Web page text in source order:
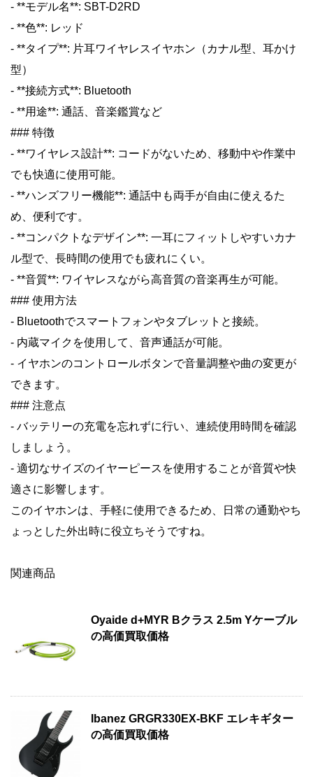
- **モデル名**: SBT-D2RD
- **色**: レッド
- **タイプ**: 片耳ワイヤレスイヤホン（カナル型、耳かけ
型）
- **接続方式**: Bluetooth
- **用途**: 通話、音楽鑑賞など
### 特徴
- **ワイヤレス設計**: コードがないため、移動中や作業中
でも快適に使用可能。
- **ハンズフリー機能**: 通話中も両手が自由に使えるた
め、便利です。
- **コンパクトなデザイン**: 一耳にフィットしやすいカナ
ル型で、長時間の使用でも疲れにくい。
- **音質**: ワイヤレスながら高音質の音楽再生が可能。
### 使用方法
- Bluetoothでスマートフォンやタブレットと接続。
- 内蔵マイクを使用して、音声通話が可能。
- イヤホンのコントロールボタンで音量調整や曲の変更が
できます。
### 注意点
- バッテリーの充電を忘れずに行い、連続使用時間を確認
しましょう。
- 適切なサイズのイヤーピースを使用することが音質や快
適さに影響します。
このイヤホンは、手軽に使用できるため、日常の通勤やち
ょっとした外出時に役立ちそうですね。
関連商品
Oyaide d+MYR Bクラス 2.5m Yケーブル
の高価買取価格
Ibanez GRGR330EX-BKF エレキギター
の高価買取価格